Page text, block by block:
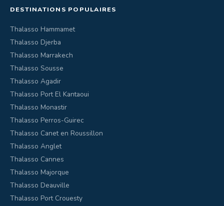
DESTINATIONS POPULAIRES
Thalasso Hammamet
Thalasso Djerba
Thalasso Marrakech
Thalasso Sousse
Thalasso Agadir
Thalasso Port El Kantaoui
Thalasso Monastir
Thalasso Perros-Guirec
Thalasso Canet en Roussillon
Thalasso Anglet
Thalasso Cannes
Thalasso Majorque
Thalasso Deauville
Thalasso Port Crouesty